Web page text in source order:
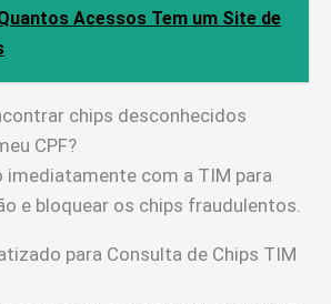
Acessos Tem um Site de
chips desconhecidos
CPF?
imediatamente com a TIM para
e bloquear os chips fraudulentos.
para Consulta de Chips TIM